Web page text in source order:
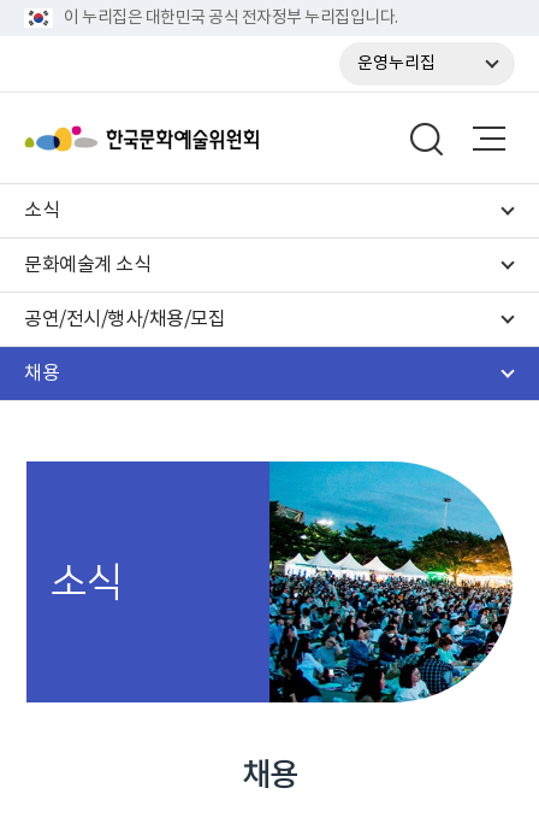
이 누리집은 대한민국 공식 전자정부 누리집입니다.
운영누리집
소식
문화예술계 소식
공연/전시/행사/채용/모집
채용
소식
채용